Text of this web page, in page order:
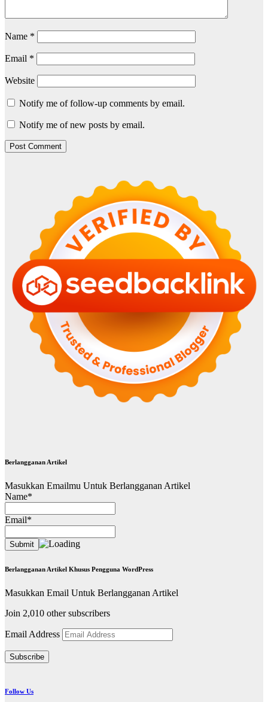
Name *
Email *
Website
Notify me of follow-up comments by email.
Notify me of new posts by email.
Berlangganan Artikel
Masukkan Emailmu Untuk Berlangganan Artikel
Name*
Email*
Berlangganan Artikel Khusus Pengguna WordPress
Masukkan Email Untuk Berlangganan Artikel
Join 2,010 other subscribers
Email Address
Subscribe
Follow Us